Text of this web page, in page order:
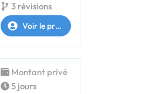
3 révisions
Voir le profil
Montant privé
5 jours